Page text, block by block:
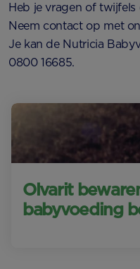
Heb je vragen of
Neem contact op met
Je kan de Nutricia
0800 16685.
Olvarit
babyvoeding